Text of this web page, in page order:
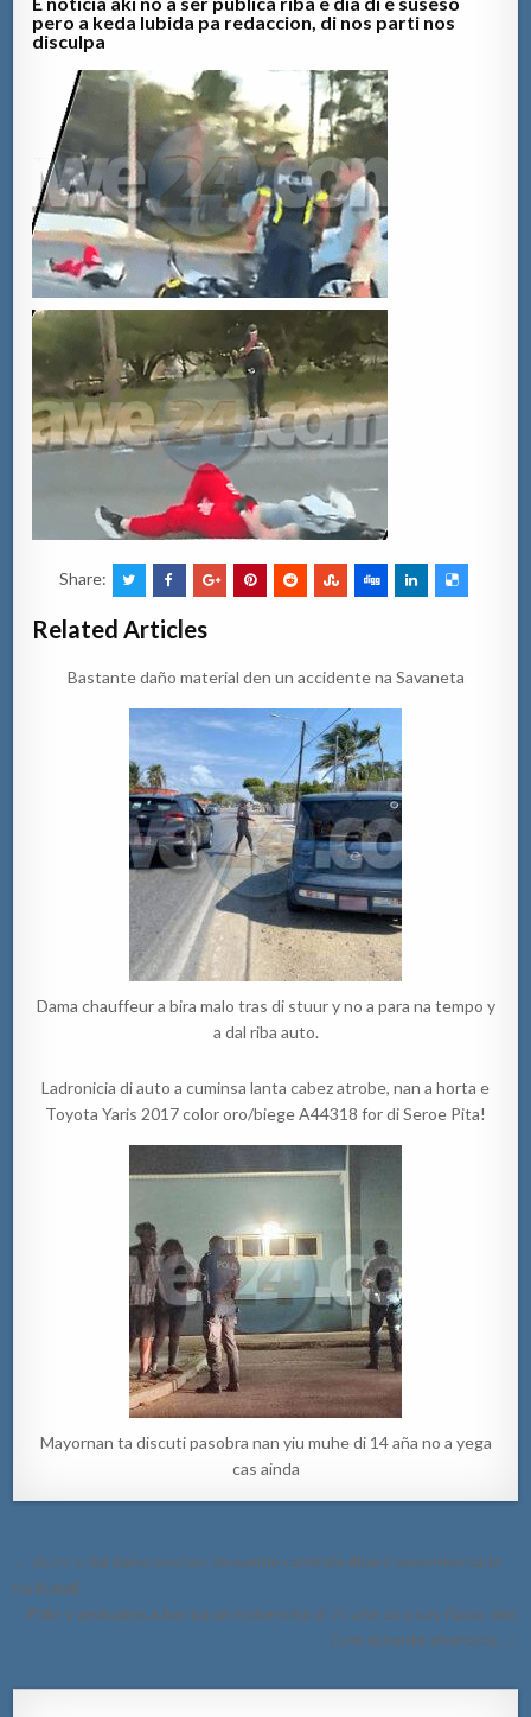
pero a keda lubida pa redaccion, di nos parti nos
disculpa
Share:
Related Articles
Bastante daño material den un accidente na Savaneta
Dama chauffeur a bira malo tras di stuur y no a para na tempo y
a dal riba auto.
Ladronicia di auto a cuminsa lanta cabez atrobe, nan a horta e
Toyota Yaris 2017 color oro/biege A44318 for di Seroe Pita!
Mayornan ta discuti pasobra nan yiu muhe di 14 aña no a yega
cas ainda
Post
navigation
← Auto a dal dama peaton crusando caminda dilanti supermercado
na Bubali
Polis y ambulans a bay pa un hobencita di 21 aña cu a cay flauw den
Gym durante ehercicio →